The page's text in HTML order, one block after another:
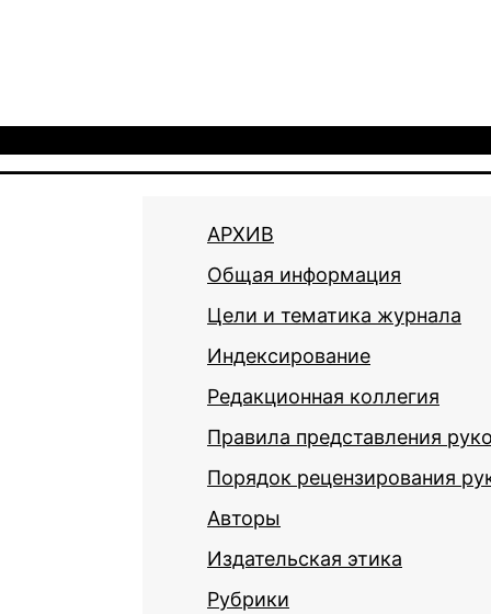
АРХИВ
Общая информация
Цели и тематика журнала
Индексирование
Редакционная коллегия
Правила представления
Порядок рецензирования
Авторы
Издательская этика
Рубрики